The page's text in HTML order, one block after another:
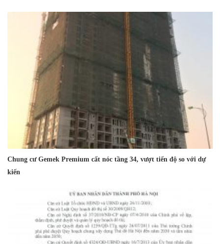
Chung cư Gemek Premium cất nóc tầng 34, vượt tiến độ so với dự
kiến